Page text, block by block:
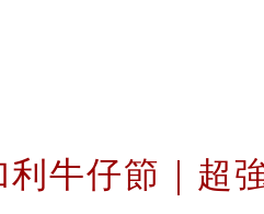
牛仔節｜超